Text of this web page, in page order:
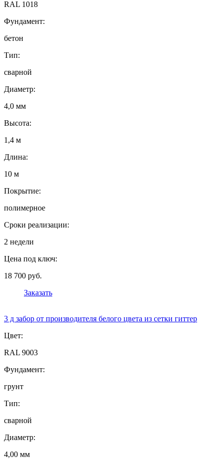
RAL 1018
Фундамент:
бетон
Тип:
сварной
Диаметр:
4,0 мм
Высота:
1,4 м
Длина:
10 м
Покрытие:
полимерное
Сроки реализации:
2 недели
Цена под ключ:
18 700 руб.
Заказать
3 д забор от производителя белого цвета из сетки гиттер
Цвет:
RAL 9003
Фундамент:
грунт
Тип:
сварной
Диаметр:
4,00 мм